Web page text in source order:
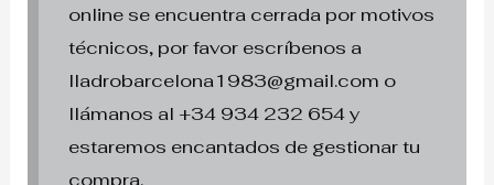
online se encuentra cerrada por motivos
técnicos, por favor escríbenos a
lladrobarcelona1983@gmail.com o
llámanos al +34 934 232 654 y
estaremos encantados de gestionar tu
compra.